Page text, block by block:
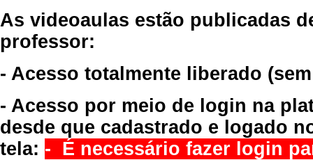
As videoaulas estão publicadas
professor:
- Acesso totalmente liberado
- Acesso por meio de login na
desde que cadastrado e logado
tela: - É necessário fazer login